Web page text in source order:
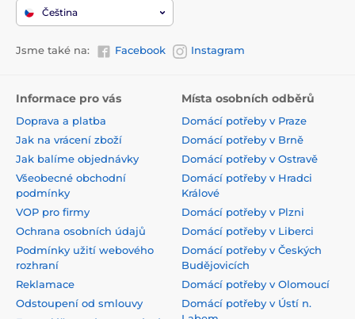
Čeština
Jsme také na: Facebook Instagram
Informace pro vás
Doprava a platba
Jak na vrácení zboží
Jak balíme objednávky
Všeobecné obchodní
podmínky
VOP pro firmy
Ochrana osobních údajů
Podmínky užití webového
rozhraní
Reklamace
Odstoupení od smlouvy
Místa osobních odběrů
Domácí potřeby v Praze
Domácí potřeby v Brně
Domácí potřeby v Ostravě
Domácí potřeby v Hradci
Králové
Domácí potřeby v Plzni
Domácí potřeby v Liberci
Domácí potřeby v Českých
Budějovicích
Domácí potřeby v Olomoucí
Domácí potřeby v Ústí n.